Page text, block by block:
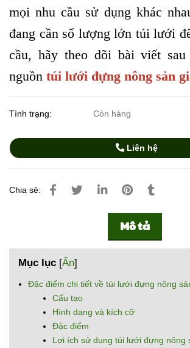
mọi nhu cầu sử dụng khác
đang cần số lượng lớn túi lưới
cầu, hãy theo dõi bài viết
nguồn túi lưới đựng nông sản
Tình trạng: Còn hàng
Liên hệ
Chia sẻ:
Mô tả
Mục lục [Ẩn]
Đặc điểm chi tiết về túi lưới đựng nông
Cấu tạo
Hình dạng và kích cỡ
Đặc điểm
Lợi ích sử dụng túi lưới đựng nông